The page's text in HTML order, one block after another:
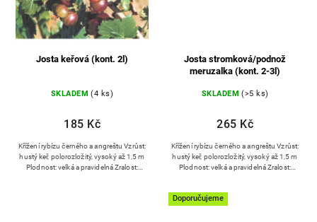
Josta keřová (kont. 2l)
SKLADEM (4 ks)
185 Kč
Křížení rybízu černého a angreštu Vzrůst:
hustý keř, polorozložitý, vysoký až 1,5 m
Plodnost: velká a pravidelná Zralost:
Josta stromková/podnož
meruzalka (kont. 2-3l)
SKLADEM (>5 ks)
265 Kč
Křížení rybízu černého a angreštu Vzrůst:
hustý keř, polorozložitý, vysoký až 1,5 m
Plodnost: velká a pravidelná Zralost:
Doporučujeme